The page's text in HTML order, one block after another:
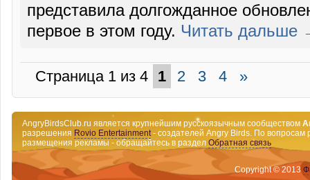
представила долгожданное
первое в этом году. Читать дальше
Страница 1 из 4 1 2 3 4 »
AngryBirdsClub.ru является крупнейшим русскоязычным сообществом
разрешения Rovio Entertainment- создателей Angry Birds. По вопросам
размещения рекламы - обращайтесь в раздел Обратная связь
Copyright © 2013